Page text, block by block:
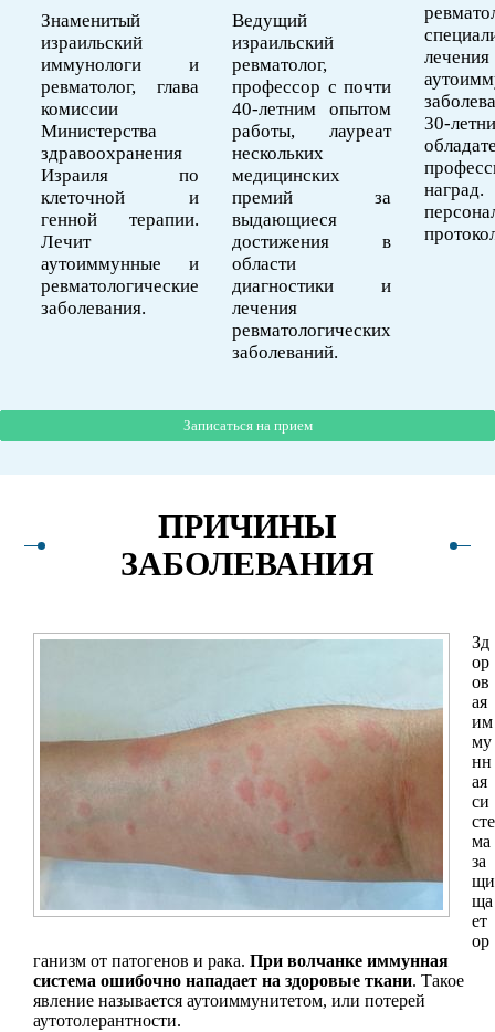
Знаменитый
израильский
иммунологи и
ревматолог, глава
комиссии
Министерства
здравоохранения
Израиля по
клеточной и
генной терапии.
Лечит
аутоиммунные и
ревматологические
заболевания.
Записаться на прием
Ведущий
израильский
ревматолог,
профессор с почти
40-летним опытом
работы, лауреат
нескольких
медицинских
премий за
выдающиеся
достижения в
области
диагностики и
лечения
ревматологических
заболеваний.
Записаться на прием
лечения
30-
Записаться на прием
ПРИЧИНЫ
ЗАБОЛЕВАНИЯ
Зд
ор
ов
ая
им
му
нн
ая
си
сте
ма
за
щи
ща
ет
ор
ганизм от патогенов и рака. При волчанке иммунная
система ошибочно нападает на здоровые ткани. Такое
явление называется аутоиммунитетом, или потерей
аутотолерантности.